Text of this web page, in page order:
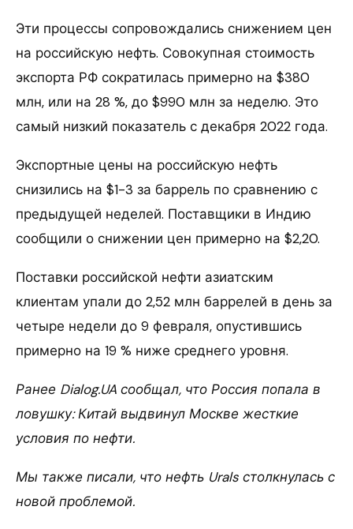
Эти процессы сопровождались снижением цен
на российскую нефть. Совокупная стоимость
экспорта РФ сократилась примерно на $380
млн, или на 28 %, до $990 млн за неделю. Это
самый низкий показатель с декабря 2022 года.
Экспортные цены на российскую нефть
снизились на $1-3 за баррель по сравнению с
предыдущей неделей. Поставщики в Индию
сообщили о снижении цен примерно на $2,20.
Поставки российской нефти азиатским
клиентам упали до 2,52 млн баррелей в день за
четыре недели до 9 февраля, опустившись
примерно на 19 % ниже среднего уровня.
Ранее Dialog.UA сообщал, что Россия попала в
ловушку: Китай выдвинул Москве жесткие
условия по нефти.
Мы также писали, что нефть Urals столкнулась с
новой проблемой.